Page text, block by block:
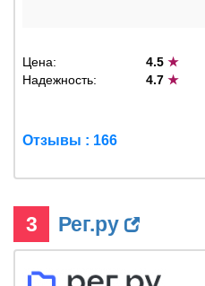
Цена: 4.5★
Надежность:
4.7★
Отзывы : 166
3 Рег.ру